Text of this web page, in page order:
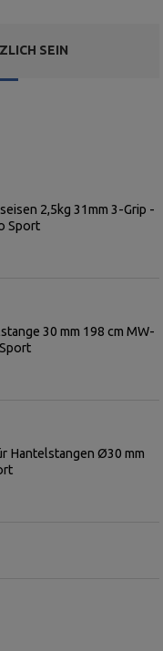
SEIN
2,5kg 31mm 3-Grip -
Sport
30 mm 198 cm MW-
Hantelstangen Ø30 mm